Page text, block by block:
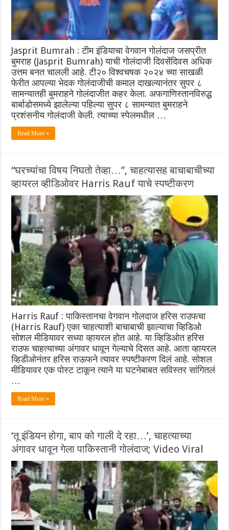
Jasprit Bumrah : टीम इंडियाचा वेगवान गोलंदाज जसप्रीत
बुमराह (Jasprit Bumrah) याची गोलंदाजी दिवसेंदिवस अधिक
उत्तम बनत चालली आहे. टी२० विश्वचषक २०२४ च्या साखळी
फेरीत आपल्या भेदक गोलंदाजीची कमाल दाखल्यानंतर सुपर ८
सामन्यातही बुमराहने गोलंदाजीत कहर केला. अफगाणिस्तानविरुद्ध
बार्बाडोसमध्ये झालेल्या पहिल्या सुपर ८ सामन्यात बुमराहने
प्रशंसनीय गोलंदाजी केली. त्याच्या स्पेलमधील …
Read More »
“घरच्यांचा विषय निघतो तेव्हा…”, चाहत्यासह बाचाबाचीच्या
व्हायरल व्हीडिओवर Harris Rauf याचे स्पष्टीकरण
Harris Rauf : पाकिस्तानचा वेगवान गोलदाज हरिस राउफचा
(Harris Rauf) एका चाहत्याशी बाचाबाची झाल्याचा व्हिडिओ
सोशल मीडियावर सध्या व्हायरल होत आहे. या व्हिडिओत हरिस
राउफ चाहत्याच्या अंगावर धावून गेल्याचे दिसत आहे. आता व्हायरल
व्हिडीओनंतर हरिस राऊफने त्यावर स्पष्टीकरण दिलं आहे. सोशल
मीडियावर एक पोस्ट टाकून त्याने या घटनेबाबत सविस्तर सांगितलं
…
Read More »
‘तू इंडियन होगा, बाप को गाली दे रहा…’, चाहत्याच्या
अंगावर धावून गेला पाकिस्तानी गोलंदाज; Video Viral